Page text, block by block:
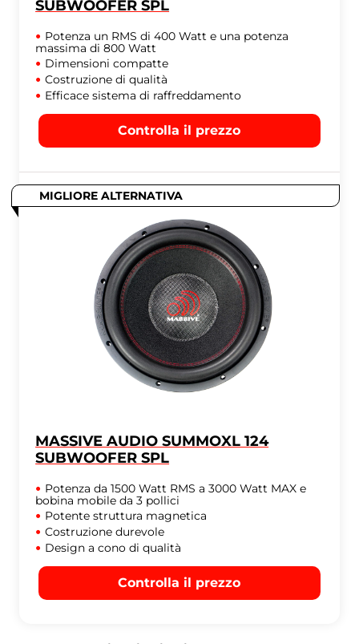
SUBWOOFER SPL
Potenza un RMS di 400 Watt e una potenza
massima di 800 Watt
Dimensioni compatte
Costruzione di qualità
Efficace sistema di raffreddamento
Controlla il prezzo
MIGLIORE ALTERNATIVA
MASSIVE AUDIO SUMMOXL 124
SUBWOOFER SPL
Potenza da 1500 Watt RMS a 3000 Watt MAX e
bobina mobile da 3 pollici
Potente struttura magnetica
Costruzione durevole
Design a cono di qualità
Controlla il prezzo